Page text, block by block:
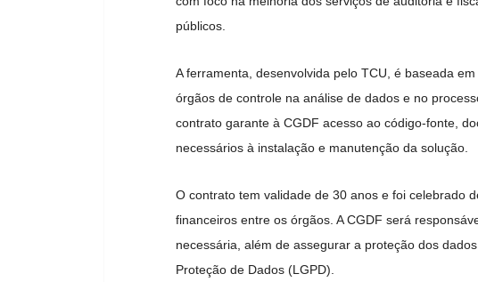
públicos.
A ferramenta, desenvolvida pelo TCU, é baseada
órgãos de controle na análise de dados e no
contrato garante à CGDF acesso ao código-fonte,
necessários à instalação e manutenção da solução.
O contrato tem validade de 30 anos e foi celebrado
financeiros entre os órgãos. A CGDF será
necessária, além de assegurar a proteção dos
Proteção de Dados (LGPD).